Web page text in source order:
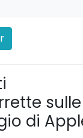
sulle
di